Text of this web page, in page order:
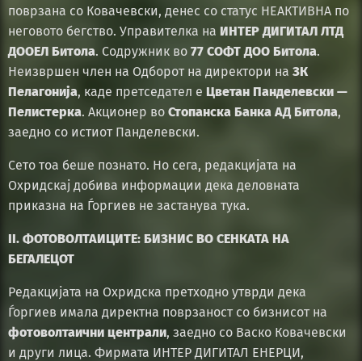
поврзана со Ковачевски, денес со статус НЕАКТИВНА по
неговото бегство. Управителка на ИНТЕР ДИГИТАЛ ЛТД
ДООЕЛ Битола. Содружник во 77 СОФТ ДОО Битола.
Неизвршен член на Одборот на директори на ЗК
Пелагонија, каде претседател е Цветан Панделевски —
Пелистерка. Акционер во Стопанска Банка АД Битола,
заедно со истиот Панделевски.
Сето тоа беше познато. Но сега, редакцијата на
Охридскај добива информации дека деловната
приказна на Ѓоргиев не застанува тука.
II. ФОТОВОЛТАИЦИТЕ: БИЗНИС ВО СЕНКАТА НА
БЕГАЛЕЦОТ
Редакцијата на Охридска претходно утврди дека
Ѓоргиев имала директна поврзаност со бизнисот на
фотоволтаични централи, заедно со Васко Ковачевски
и други лица. Фирмата ИНТЕР ДИГИТАЛ ЕНЕРЦИ,